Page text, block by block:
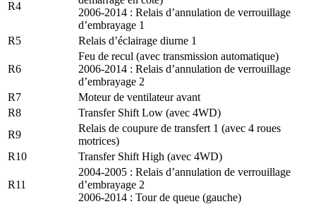
R4
2006-2014 : Relais d’annulation de verrouillage
d’embrayage 1
R5
Relais d’éclairage diurne 1
R6
Feu de recul (avec transmission automatique)
2006-2014 : Relais d’annulation de verrouillage
d’embrayage 2
R7
Moteur de ventilateur avant
R8
Transfer Shift Low (avec 4WD)
R9
Relais de coupure de transfert 1 (avec 4 roues
motrices)
R10
Transfer Shift High (avec 4WD)
R11
2004-2005 : Relais d’annulation de verrouillage
d’embrayage 2
2006-2014 : Tour de queue (gauche)